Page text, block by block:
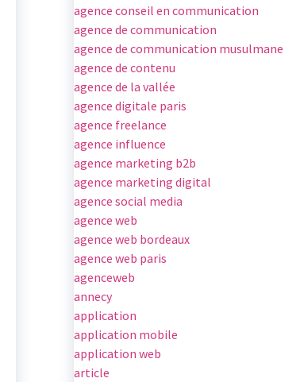
agence conseil en communication
agence de communication
agence de communication musulmane
agence de contenu
agence de la vallée
agence digitale paris
agence freelance
agence influence
agence marketing b2b
agence marketing digital
agence social media
agence web
agence web bordeaux
agence web paris
agenceweb
annecy
application
application mobile
application web
article